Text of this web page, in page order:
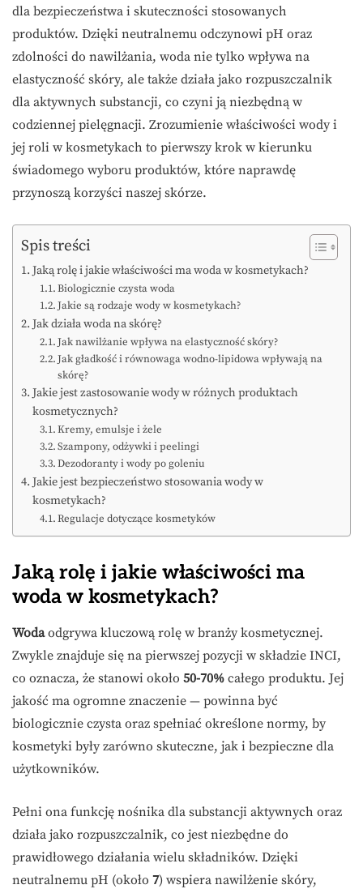
dla bezpieczeństwa i skuteczności stosowanych
produktów. Dzięki neutralnemu odczynowi pH oraz
zdolności do nawilżania, woda nie tylko wpływa na
elastyczność skóry, ale także działa jako rozpuszczalnik
dla aktywnych substancji, co czyni ją niezbędną w
codziennej pielęgnacji. Zrozumienie właściwości wody i
jej roli w kosmetykach to pierwszy krok w kierunku
świadomego wyboru produktów, które naprawdę
przynoszą korzyści naszej skórze.
Spis treści
Jaką rolę i jakie właściwości ma woda w kosmetykach?
Biologicznie czysta woda
Jakie są rodzaje wody w kosmetykach?
Jak działa woda na skórę?
Jak nawilżanie wpływa na elastyczność skóry?
Jak gładkość i równowaga wodno-lipidowa wpływają na
skórę?
Jakie jest zastosowanie wody w różnych produktach
kosmetycznych?
Kremy, emulsje i żele
Szampony, odżywki i peelingi
Dezodoranty i wody po goleniu
Jakie jest bezpieczeństwo stosowania wody w
kosmetykach?
Regulacje dotyczące kosmetyków
Jaką rolę i jakie właściwości ma
woda w kosmetykach?
Wodaodgrywa kluczową rolę w branży kosmetycznej.
Zwykle znajduje się na pierwszej pozycji w składzie INCI,
co oznacza, że stanowi około 50-70% całego produktu. Jej
jakość ma ogromne znaczenie — powinna być
biologicznie czysta oraz spełniać określone normy, by
kosmetyki były zarówno skuteczne, jak i bezpieczne dla
użytkowników.
Pełni ona funkcję nośnika dla substancji aktywnych oraz
działa jako rozpuszczalnik, co jest niezbędne do
prawidłowego działania wielu składników. Dzięki
neutralnemu pH (około 7) wspiera nawilżenie skóry,